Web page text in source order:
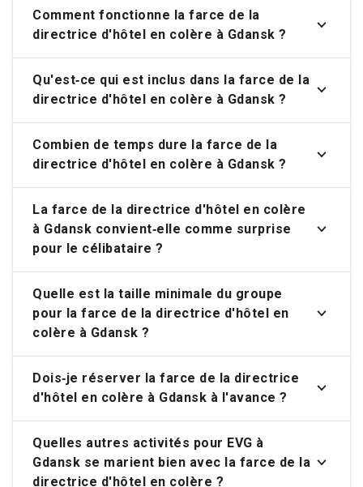
Comment fonctionne la farce de la
directrice d'hôtel en colère à Gdansk ?
Qu'est‑ce qui est inclus dans la farce de la
directrice d'hôtel en colère à Gdansk ?
Combien de temps dure la farce de la
directrice d'hôtel en colère à Gdansk ?
La farce de la directrice d'hôtel en colère
à Gdansk convient‑elle comme surprise
pour le célibataire ?
Quelle est la taille minimale du groupe
pour la farce de la directrice d'hôtel en
colère à Gdansk ?
Dois‑je réserver la farce de la directrice
d'hôtel en colère à Gdansk à l'avance ?
Quelles autres activités pour EVG à
Gdansk se marient bien avec la farce de la
directrice d'hôtel en colère ?